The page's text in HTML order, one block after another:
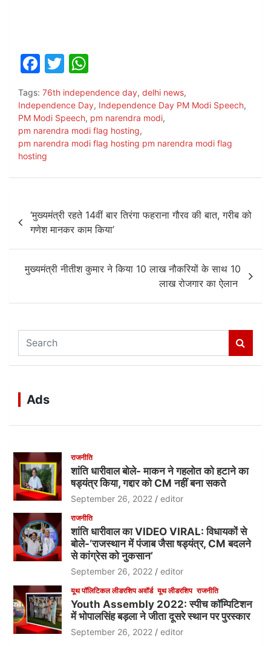
F
a
c
e
b
o
o
T
w
itt
er
h
at
s
A
p
Tags: 76th independence day, delhi news,
Independence Day, Independence Day PM Modi Speech,
PM Modi Speech, pm narendra modi,
pm narendra modi flag hosting,
pm narendra modi flag hosting pm narendra modi flag
hosting
Post
navigation
‘मुख्यमंत्री रहते 14वीं बार तिरंगा फहराना गौरव की बात, गरीब को
गणेश मानकर काम किया’
मुख्यमंत्री नीतीश कुमार ने किया 10 लाख नौकरियों के साथ 10
लाख रोजगार का ऐलान
a
c
h
Ads
राजनीति
शांति धारीवाल बोले- माकन ने गहलोत को हटाने का
षड्यंत्र किया, गद्दार को CM नहीं बना सकते
September 26, 2022 editor
राजनीति
शांति धारीवाल का VIDEO VIRAL: विधायकों से
बोले-‘राजस्थान में पंजाब जैसा षड्यंत्र, CM बदलने
से कांग्रेस को नुकसान’
September 26, 2022 editor
यूथ पॉलिटिकल लीडरशिप अवॉर्ड यूथ लीडरशिप राजनीति
Youth Assembly 2022: स्पीच कॉम्पिटिशन
में भोपालसिंह बड़ला ने जीता दूसरे स्थान पर पुरस्कार
September 26, 2022 editor